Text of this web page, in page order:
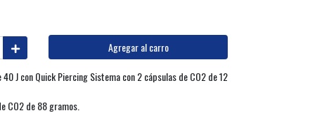
Agregar al carro
J con Quick Piercing Sistema con 2 cápsulas de CO2 de 12
CO2 de 88 gramos.